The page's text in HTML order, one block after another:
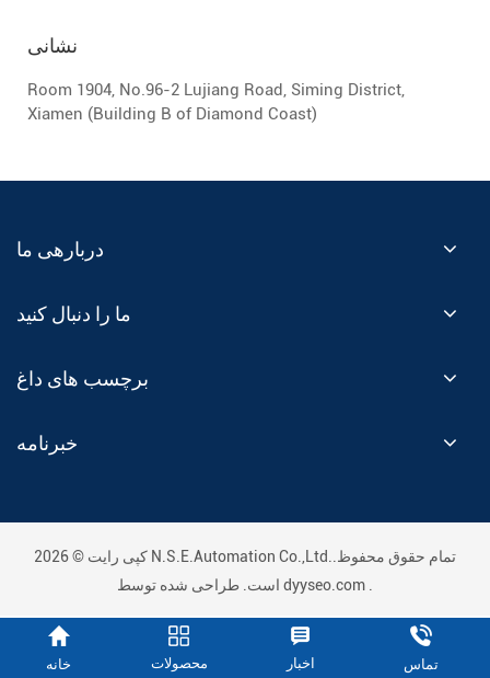
نشانی
Room 1904, No.96-2 Lujiang Road, Siming District,
Xiamen (Building B of Diamond Coast)
دربارهی ما
ما را دنبال کنید
برچسب های داغ
خبرنامه
کپی رایت © 2026 N.S.E.Automation Co.,Ltd..تمام حقوق محفوظ
dyyseo.com
خانه محصولات اخبار تماس